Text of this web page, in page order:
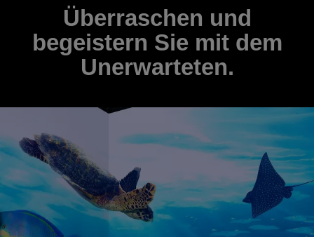
Überraschen und
begeistern Sie mit dem
Unerwarteten.